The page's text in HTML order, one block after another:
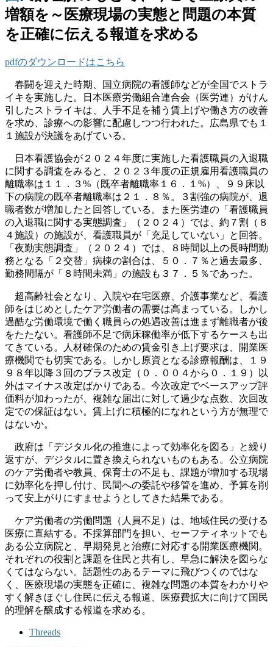
増額を～医療現場の実態と問題の本質
を正確に伝える報道を求める
pdfのダウンロードはこちら
春闘を迎えた時期、国立病院の看護師などが全国でストラ
イキを実施した。日本医療労働組合連合会（医労連）がけん
引したストライキは、人手不足を補う賃上げや働き方の改善
を求め、診療への影響に配慮しつつ行われた。広島県でも１
１施設が決議をあげている。
日本看護協会が２０２４年度に実施した看護職員の入退職
に関する調査をみると、２０２３年度の正規雇用看護職員の
離職率は１１．３%（既卒者離職率１６．１%）、９９床以
下の病院の既卒者離職率は２１．８％。３割強の病院が、退
職者数が増加したと回答している。また医労連の「看護職員
の入退職に関する実態調査」（２０２４）では、約７割（８
４施設）の施設が、看護職員が「充足していない」と回答。
「夜勤実態調査」（２０２４）では、８時間以上の長時間勤
務となる「２交替」病棟の割合は、５０．７％と過去最多、
勤務間隔が「８時間未満」の施設も３７．５％であった。
超高齢社会となり、入院や在宅医療、介護事業など、看護
師をはじめとしたケア労働者の需要は高まっている。しかし
過酷な労働環境で働く職員らの処遇改善は進まず離職者が後
をたたない。看護師不足で病床稼働率が低下するケースも出
てきている。人材確保のための賃金引き上げ要求は、開業医
療機関でも切実である。しかし原資となる診療報酬は、１９
９８年以降３回のプラス改定（０．００４から０．１９）以
外はマイナス改定ばかりである。今次改定でベースアップ評
価料が加わったが、複雑な届出に対して過少な点数、次回改
定での保証はない。賃上げに積極的になれという方が無理で
はないか。
政府は「デジタル化の推進によって効率化を図る」と繰り
返すが、デジタルに置き換えられないものもある。公立病院
のケア労働者や教員、保育士の不足も、課題が増加する現場
に効率化を押し付け、民間への委託や移管を進め、予算を削
って安上がりにすませようとしてきた結果である。
ケア労働者の労働問題（人員不足）は、地域住民の受ける
医療に直結する。不採算部門を担い、セーフティネットでも
ある公立病院と、早期発見と治療に対応する開業医療機関。
それぞれの役割と課題を住民と共有し、早急に解決を図らな
くてはならない。話題性のあるテーマに飛びつくのではな
く、医療現場の実態を正確に、複雑な問題の本質をわかりや
すく解きほぐし住民に伝える報道、医療費拡大に向けて国民
的理解を醸成する報道を求める。
Threads